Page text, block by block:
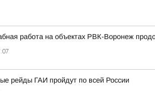
работа на объектах РВК-Воронеж
рейды ГАИ пройдут по всей России